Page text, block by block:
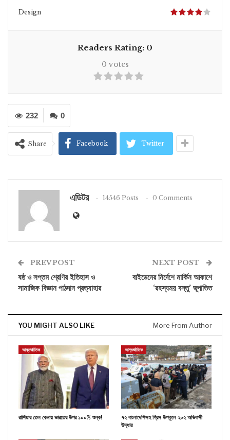
Design
Readers Rating: 0
0 votes
0
232
Share Facebook Twitter
এডিটর 14546 Posts 0 Comments
PREV POST
ষষ্ঠ ও সপ্তম শ্রেণির ইতিহাস ও
সামাজিক বিজ্ঞান পাঠদান প্রত্যাহার
NEXT POST
বাইডেনের নির্দেশে মার্কিন আকাশে
‘রহস্যময় বস্তু’ ভূপাতিত
YOU MIGHT ALSO LIKE More From Author
আন্তর্জাতিক
রাশিয়ার তেল কেনায় ভারতের উপর ১০০% শুল্ক!
আন্তর্জাতিক
৭২ বাংলাদেশিসহ গ্রিস উপকূলে ২০২ অভিবাসী
উদ্ধার